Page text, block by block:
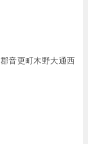
音更町木野大通西